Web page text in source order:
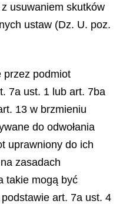
usuwaniem skutków
ustaw (Dz. U. poz.
przez podmiot
7a ust. 1 lub art. 7ba
13 w brzmieniu
do odwołania
uprawniony do ich
zasadach
takie mogą być
art. 7a ust. 4